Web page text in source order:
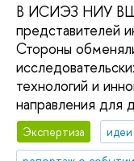
В ИСИЭЗ НИУ ВШЭ
представителей
Стороны
технологий и
направления для
Экспертиза